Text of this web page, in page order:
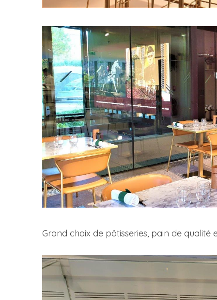
Grand choix de pâtisseries, pain de qualité